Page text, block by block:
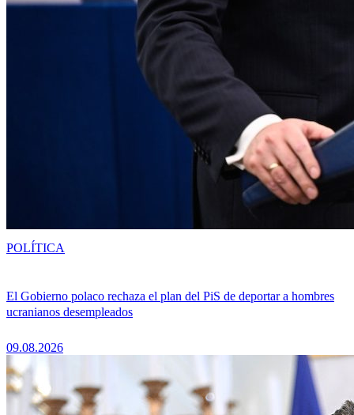
El Gobierno polaco rechaza el plan del PiS de deportar a hombres
ucranianos desempleados
09.08.2026
POLÍTICA